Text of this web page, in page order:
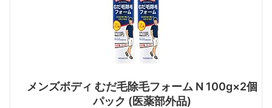
メンズボディ むだ毛除毛フォーム N 100g×2個
パック (医薬部外品)